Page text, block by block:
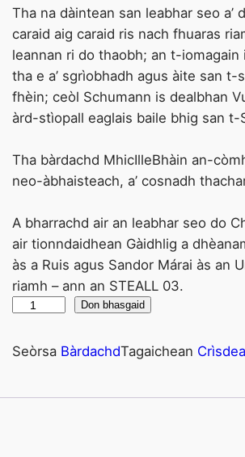
Tha na dàintean san leabhar seo
caraid aig caraid ris nach fhuaras
leannan ri do thaobh; an t-
tha e a’ sgrìobhadh agus àite san t-
fhèin; ceòl Schumann is dealbhan
àrd-stìopall eaglais baile bhig san
Tha bàrdachd MhicIlleBhàin an-
neo-àbhaisteach, a’ cosnadh
A bharrachd air an leabhar seo do
air tionndaidhean Gàidhlig a
às a Ruis agus Sandor Márai às an
riamh – ann an STEALL 03.
a
Don bhasgaid
Seòrsa BàrdachdTagaichean